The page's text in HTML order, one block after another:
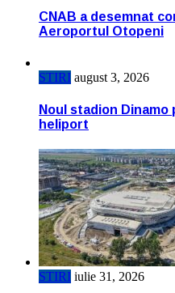
CNAB a desemnat
Aeroportul Otopeni
STIRI august 3, 2026
Noul stadion
heliport
STIRI iulie 31, 2026